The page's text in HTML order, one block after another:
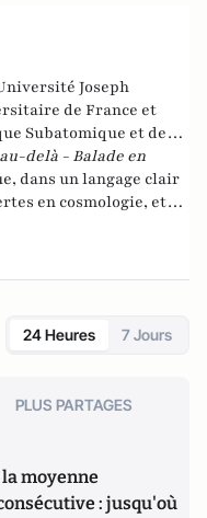
Joseph
de France et
Subatomique et de
delà - Balade en
dans un langage clair
en cosmologie, et
24 Heures 7 Jours
PLUS PARTAGES
moyenne
: jusqu'où